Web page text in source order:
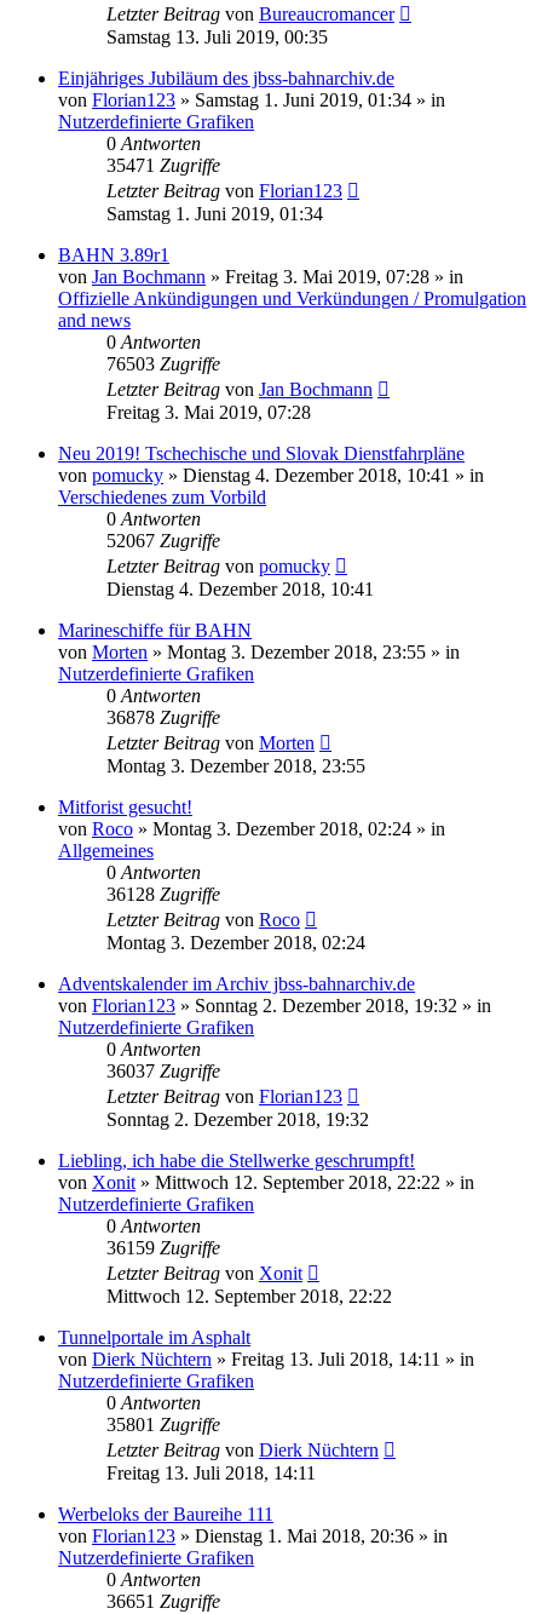
Letzter Beitrag von Bureaucromancer
Samstag 13. Juli 2019, 00:35
Einjähriges Jubiläum des jbss-bahnarchiv.de
von Florian123 » Samstag 1. Juni 2019, 01:34 » in
Nutzerdefinierte Grafiken
0 Antworten
35471 Zugriffe
Letzter Beitrag von Florian123
Samstag 1. Juni 2019, 01:34
BAHN 3.89r1
von Jan Bochmann » Freitag 3. Mai 2019, 07:28 » in
Offizielle Ankündigungen und Verkündungen / Promulgation
and news
0 Antworten
76503 Zugriffe
Letzter Beitrag von Jan Bochmann
Freitag 3. Mai 2019, 07:28
Neu 2019! Tschechische und Slovak Dienstfahrpläne
von pomucky » Dienstag 4. Dezember 2018, 10:41 » in
Verschiedenes zum Vorbild
0 Antworten
52067 Zugriffe
Letzter Beitrag von pomucky
Dienstag 4. Dezember 2018, 10:41
Marineschiffe für BAHN
von Morten » Montag 3. Dezember 2018, 23:55 » in
Nutzerdefinierte Grafiken
0 Antworten
36878 Zugriffe
Letzter Beitrag von Morten
Montag 3. Dezember 2018, 23:55
Mitforist gesucht!
von Roco » Montag 3. Dezember 2018, 02:24 » in
Allgemeines
0 Antworten
36128 Zugriffe
Letzter Beitrag von Roco
Montag 3. Dezember 2018, 02:24
Adventskalender im Archiv jbss-bahnarchiv.de
von Florian123 » Sonntag 2. Dezember 2018, 19:32 » in
Nutzerdefinierte Grafiken
0 Antworten
36037 Zugriffe
Letzter Beitrag von Florian123
Sonntag 2. Dezember 2018, 19:32
Liebling, ich habe die Stellwerke geschrumpft!
von Xonit » Mittwoch 12. September 2018, 22:22 » in
Nutzerdefinierte Grafiken
0 Antworten
36159 Zugriffe
Letzter Beitrag von Xonit
Mittwoch 12. September 2018, 22:22
Tunnelportale im Asphalt
von Dierk Nüchtern » Freitag 13. Juli 2018, 14:11 » in
Nutzerdefinierte Grafiken
0 Antworten
35801 Zugriffe
Letzter Beitrag von Dierk Nüchtern
Freitag 13. Juli 2018, 14:11
Werbeloks der Baureihe 111
von Florian123 » Dienstag 1. Mai 2018, 20:36 » in
Nutzerdefinierte Grafiken
0 Antworten
36651 Zugriffe